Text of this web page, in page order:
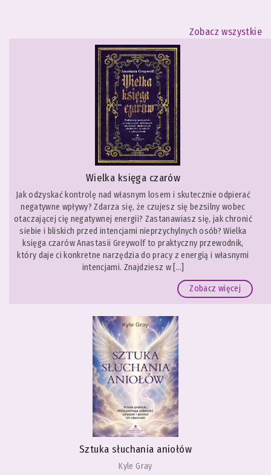
Zobacz wszystkie
Wielka księga czarów
Jak odzyskać kontrolę nad własnym losem i skutecznie odpierać
negatywne wpływy? Zdarza się, że czujesz się bezsilny wobec
otaczającej cię negatywnej energii? Zastanawiasz się, jak chronić
siebie i bliskich przed intencjami nieprzychylnych osób? Wielka
księga czarów Anastasii Greywolf to praktyczny przewodnik,
który daje ci konkretne narzędzia do pracy z energią i własnymi
intencjami. Znajdziesz w […]
Zobacz więcej
Sztuka słuchania aniołów
Kyle Gray